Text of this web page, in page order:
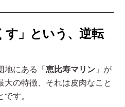
す」という、逆転
地にある「恵比寿マリン 」が
大の特徴、それは皮肉なこと
です。